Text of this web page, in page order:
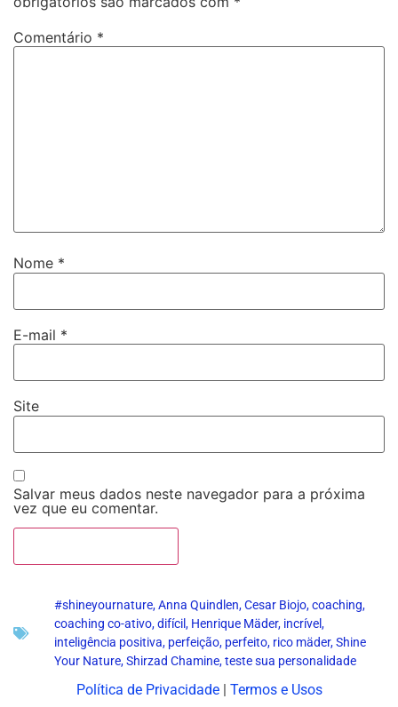
Comentário *
Nome *
E-mail *
Site
Salvar meus dados neste navegador para a próxima
vez que eu comentar.
#shineyournature,Anna Quindlen,Cesar Biojo,coaching,
coaching co-ativo,difícil, Henrique Mäder, incrível,
inteligência positiva, perfeição, perfeito, rico mäder,Shine
Your Nature,Shirzad Chamine,teste sua personalidade
Política de Privacidade| Termos e Usos